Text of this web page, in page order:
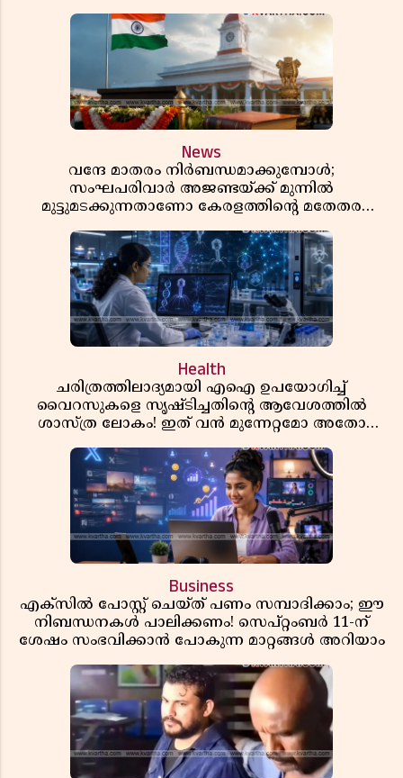
News
വന്ദേ മാതരം നിർബന്ധമാക്കുമ്പോൾ;
സംഘപരിവാർ അജണ്ടയ്ക്ക് മുന്നിൽ
മുട്ടുമടക്കുന്നതാണോ കേരളത്തിന്റെ മതേതര
Health
ചരിത്രത്തിലാദ്യമായി എഐ ഉപയോഗിച്ച്
വൈറസുകളെ സൃഷ്ടിച്ചതിന്റെ ആവേശത്തിൽ
ശാസ്ത്ര ലോകം! ഇത് വൻ മുന്നേറ്റമോ അതോ
Business
എക്സിൽ പോസ്റ്റ് ചെയ്ത് പണം സമ്പാദിക്കാം; ഈ
നിബന്ധനകൾ പാലിക്കണം! സെപ്റ്റംബർ 11-ന്
ശേഷം സംഭവിക്കാൻ പോകുന്ന മാറ്റങ്ങൾ അറിയാം